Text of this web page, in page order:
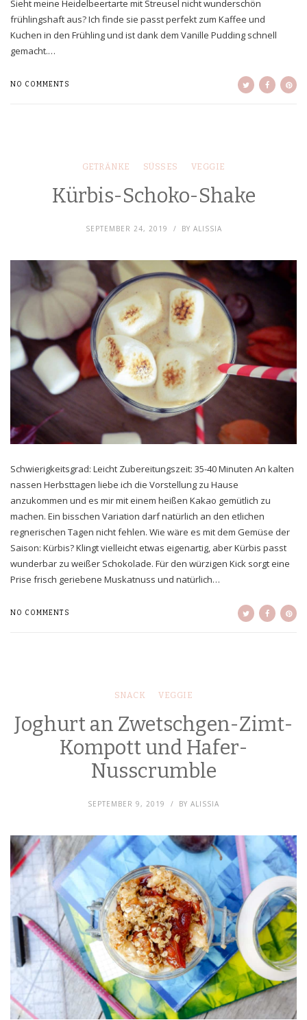
Sieht meine Heidelbeertarte mit Streusel nicht wunderschön
frühlingshaft aus? Ich finde sie passt perfekt zum Kaffee und
Kuchen in den Frühling und ist dank dem Vanille Pudding schnell
gemacht.…
NO COMMENTS
GETRÄNKE SÜSSES VEGGIE
Kürbis-Schoko-Shake
SEPTEMBER 24, 2019 BY ALISSIA
Schwierigkeitsgrad: Leicht Zubereitungszeit: 35-40 Minuten An kalten
nassen Herbsttagen liebe ich die Vorstellung zu Hause
anzukommen und es mir mit einem heißen Kakao gemütlich zu
machen. Ein bisschen Variation darf natürlich an den etlichen
regnerischen Tagen nicht fehlen. Wie wäre es mit dem Gemüse der
Saison: Kürbis? Klingt vielleicht etwas eigenartig, aber Kürbis passt
wunderbar zu weißer Schokolade. Für den würzigen Kick sorgt eine
Prise frisch geriebene Muskatnuss und natürlich…
NO COMMENTS
SNACK VEGGIE
Joghurt an Zwetschgen-Zimt-
Kompott und Hafer-
Nusscrumble
SEPTEMBER 9, 2019 BY ALISSIA